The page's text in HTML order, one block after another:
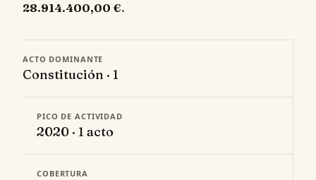
28.914.400,00 €.
ACTO DOMINANTE
Constitución · 1
PICO DE ACTIVIDAD
2020 · 1 acto
COBERTURA